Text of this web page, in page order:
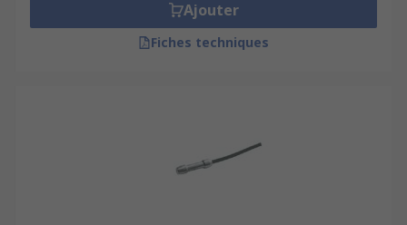
Ajouter
Fiches techniques